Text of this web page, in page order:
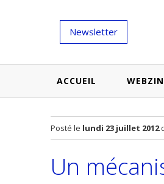
Newsletter
ACCUEIL
Salons et
Médias du bâtiment
Annuaire
Actualités des
Posté le lundi 23 juillet 2012
Un